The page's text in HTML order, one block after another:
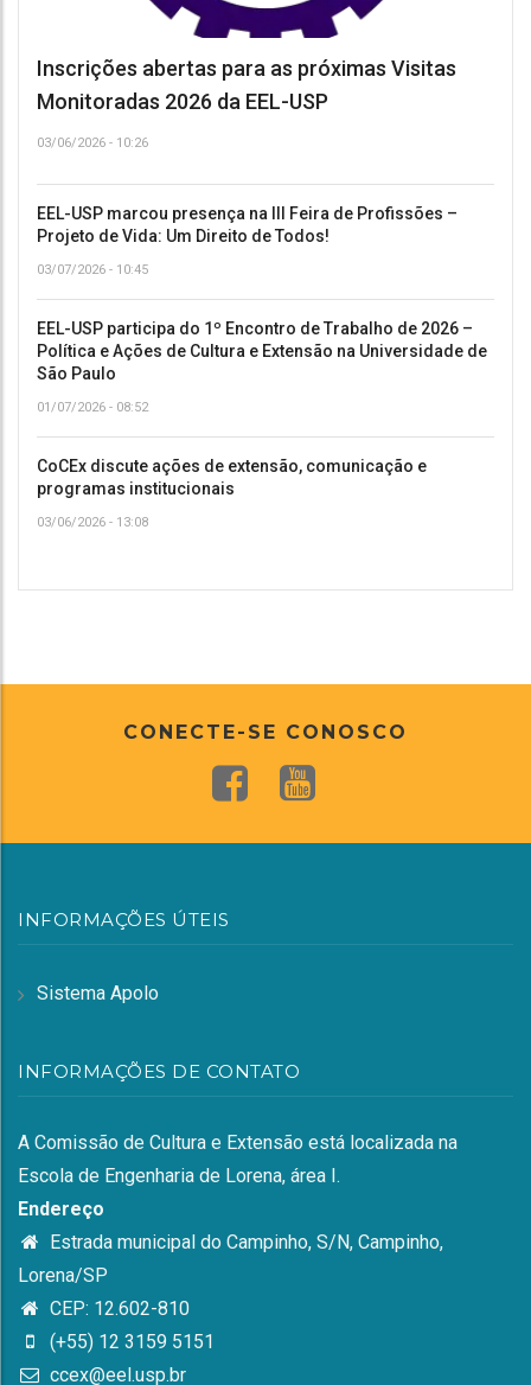
Inscrições abertas para as próximas Visitas
Monitoradas 2026 da EEL-USP
03/06/2026 - 10:26
EEL-USP marcou presença na III Feira de Profissões –
Projeto de Vida: Um Direito de Todos!
03/07/2026 - 10:45
EEL-USP participa do 1º Encontro de Trabalho de 2026 –
Política e Ações de Cultura e Extensão na Universidade de
São Paulo
01/07/2026 - 08:52
CoCEx discute ações de extensão, comunicação e
programas institucionais
03/06/2026 - 13:08
CONECTE-SE CONOSCO
INFORMAÇÕES ÚTEIS
Sistema Apolo
INFORMAÇÕES DE CONTATO
A Comissão de Cultura e Extensão está localizada na
Escola de Engenharia de Lorena, área I.
Endereço
Estrada municipal do Campinho, S/N, Campinho,
Lorena/SP
CEP: 12.602-810
(+55) 12 3159 5151
ccex@eel.usp.br